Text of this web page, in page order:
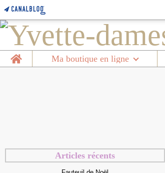
Home Ma boutique en ligne
Articles récents